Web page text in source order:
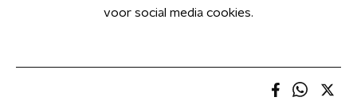
voor social media cookies.